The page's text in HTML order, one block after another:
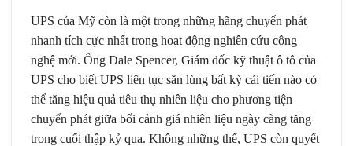
UPS của Mỹ còn là một trong những hãng chuyển phát
nhanh tích cực nhất trong hoạt động nghiên cứu công
nghệ mới. Ông Dale Spencer, Giám đốc kỹ thuật ô tô của
UPS cho biết UPS liên tục săn lùng bất kỳ cải tiến nào có
thể tăng hiệu quả tiêu thụ nhiên liệu cho phương tiện
chuyển phát giữa bối cảnh giá nhiên liệu ngày càng tăng
trong cuối thập kỷ qua. Không những thế, UPS còn quyết